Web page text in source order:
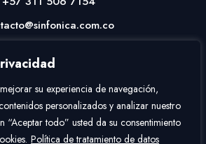
su experiencia de navegación,
personalizados y analizar nuestro
“Aceptar todo” usted da su consentimiento
Política de tratamiento de datos